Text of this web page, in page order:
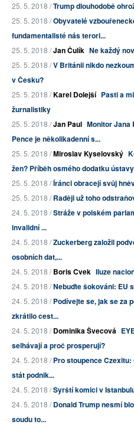
25. 5. 2018 /Trump dlouhodobě
25. 5. 2018 /Obyvatelé
fundamentalisté nás terori...
25. 5. 2018 /Jan Čulík Ne každý
25. 5. 2018 /V Británii nikdo
v Česku?
25. 5. 2018 /Karel Dolejší Pasti a
žurnalistiky
25. 5. 2018 /Jan Paul Monitor Jana
Pence je několikadenní s...
25. 5. 2018 /Miroslav Kyselovský
žen? Příběh osmého dodatku
25. 5. 2018 /Íránci obracejí svůj
25. 5. 2018 /Raději už toho
24. 5. 2018 /Stráže v polském
invalidní ...
24. 5. 2018 /Zuckerberg založil
osobních dat,...
24. 5. 2018 /Boris Cvek Iluze
24. 5. 2018 /Nebuďte šokováni: EU
24. 5. 2018 /Podívejte se, jak se za
zkrátilo cest...
24. 5. 2018 /Dominika Švecová
selhávají a proč prosperují?
24. 5. 2018 /Pro stoupence
stát podnik...
24. 5. 2018 /Syrští komici v
24. 5. 2018 /Donald Trump nesmí
soudu to...